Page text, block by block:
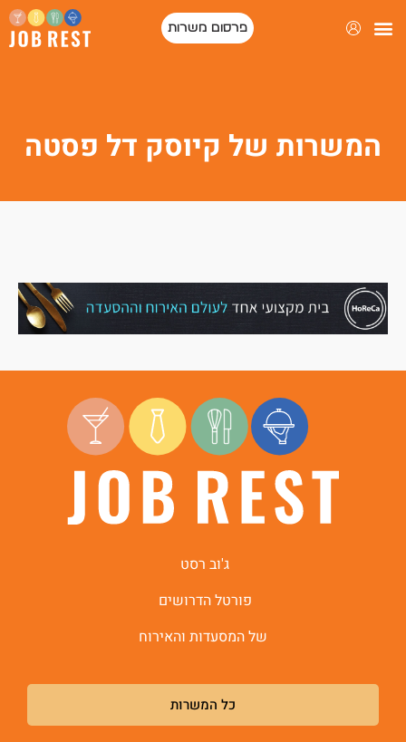
פרסום משרות
המשרות של קיוסק דל פסטה
ג'וב רסט
פורטל הדרושים
של המסעדות והאירוח
כל המשרות